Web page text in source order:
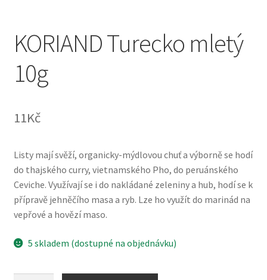
KORIAND Turecko mletý
10g
11Kč
Listy mají svěží, organicky-mýdlovou chuť a výborně se hodí
do thajského curry, vietnamského Pho, do peruánského
Ceviche. Využívají se i do nakládané zeleniny a hub, hodí se k
přípravě jehněčího masa a ryb. Lze ho využít do marinád na
vepřové a hovězí maso.
5 skladem (dostupné na objednávku)